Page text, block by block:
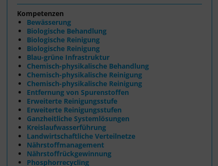
Kompetenzen
Bewässerung
Biologische Behandlung
Biologische Reinigung
Biologische Reinigung
Blau-grüne Infrastruktur
Chemisch-physikalische Behandlung
Chemisch-physikalische Reinigung
Chemisch-physikalische Reinigung
Entfernung von Spurenstoffen
Erweiterte Reinigungsstufe
Erweiterte Reinigungsstufen
Ganzheitliche Systemlösungen
Kreislaufwasserführung
Landwirtschaftliche Verteilnetze
Nährstoffmanagement
Nährstoffrückgewinnung
Phosphorrecycling